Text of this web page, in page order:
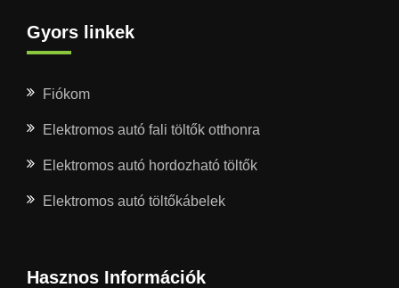
Gyors linkek
Fiókom
Elektromos autó fali töltők otthonra
Elektromos autó hordozható töltők
Elektromos autó töltőkábelek
Hasznos Információk